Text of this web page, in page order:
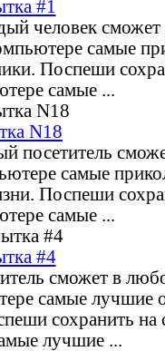
#1
человек
самые
Поспеши
самые ...
N18
посетитель
самые
Поспеши
самые ...
#4
сможет в
самые лучшие
сохранить на
лучшие ...